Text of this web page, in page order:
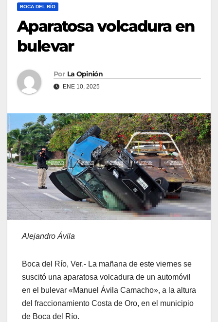
BOCA DEL RÍO
Aparatosa volcadura en
bulevar
Por La Opinión
ENE 10, 2025
Alejandro Ávila
Boca del Río, Ver.- La mañana de este viernes se
suscitó una aparatosa volcadura de un automóvil
en el bulevar «Manuel Ávila Camacho», a la altura
del fraccionamiento Costa de Oro, en el municipio
de Boca del Río.